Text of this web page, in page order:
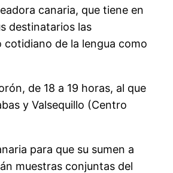
canaria, que tiene en
destinatarios las
de la lengua como
de 18 a 19 horas, al que
y Valsequillo (Centro
para que su sumen a
muestras conjuntas del